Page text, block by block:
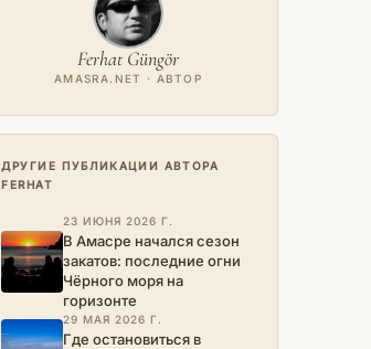
Ferhat Güngör
AMASRA.NET · АВТОР
ДРУГИЕ ПУБЛИКАЦИИ АВТОРА
FERHAT
23 ИЮНЯ 2026 Г.
В Амасре начался сезон
закатов: последние огни
Чёрного моря на
горизонте
29 МАЯ 2026 Г.
Где остановиться в